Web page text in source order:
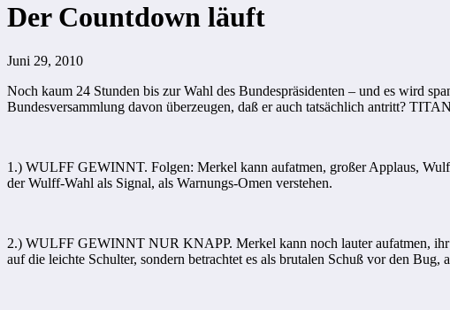
Der Countdown läuft
Juni 29, 2010
Noch kaum 24 Stunden bis zur Wahl des Bundespräsidenten – und es wird
Bundesversammlung davon überzeugen, daß er auch tatsächlich antritt?
1.) WULFF GEWINNT. Folgen: Merkel kann aufatmen, großer Applaus,
der Wulff-Wahl als Signal, als Warnungs-Omen verstehen.
2.) WULFF GEWINNT NUR KNAPP. Merkel kann noch lauter aufatmen, ihr
auf die leichte Schulter, sondern betrachtet es als brutalen Schuß vor den Bug,